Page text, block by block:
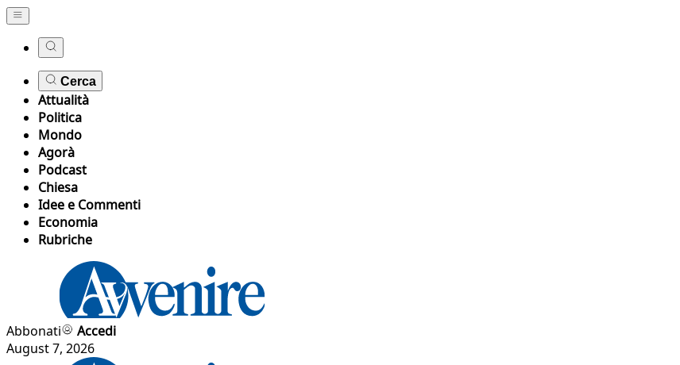
Cerca
Attualità
Politica
Mondo
Agorà
Podcast
Chiesa
Idee e Commenti
Economia
Rubriche
Abbonati
Accedi
August 7, 2026